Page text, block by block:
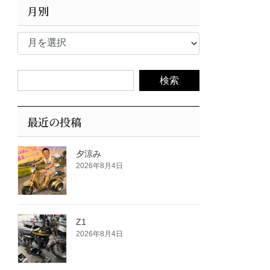
月別
月
最近の投稿
夕涼み
2026年8月4日
Z1
2026年8月4日